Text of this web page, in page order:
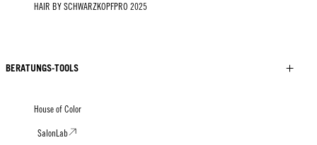
HAIR BY SCHWARZKOPFPRO 2025
BERATUNGS-TOOLS
House of Color
SalonLab